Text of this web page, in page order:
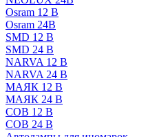
Osram 12 В
Osram 24В
SMD 12 В
SMD 24 В
NARVA 12 В
NARVA 24 В
МАЯК 12 В
МАЯК 24 В
COB 12 В
COB 24 В